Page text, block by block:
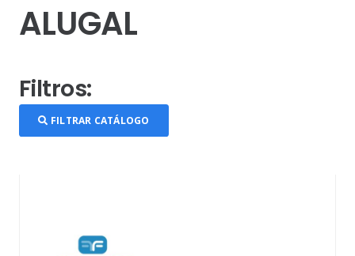
ALUGAL
Filtros:
FILTRAR CATÁLOGO